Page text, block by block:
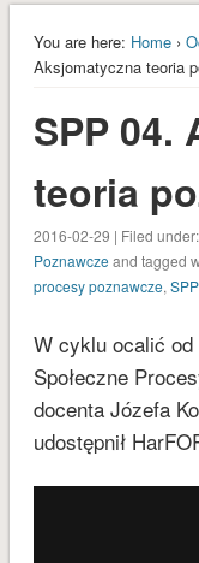
październik 2021
kwiecień 2019
listopad 2018
październik 2018
czerwiec 2018
listopad 2017
wrzesień 2017
sierpień 2017
You are here: Home›
Aksjomatyczna teoria
SPP 04.
teoria
2016-02-29 | Filed under:
Poznawcze and tagged
procesy poznawcze, SPP
W cyklu ocalić
Społeczne
docenta Józefa
udostępnił